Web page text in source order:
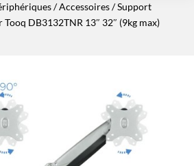
/Accessoires/ Support
DB3132TNR 13″ 32″ (9kg max)
Accessoires
NAS
Tablettes